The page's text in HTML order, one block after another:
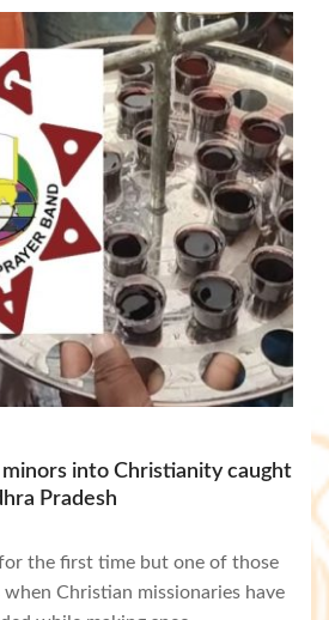
into Christianity caught
Pradesh
the first time but one of those
Christian missionaries have